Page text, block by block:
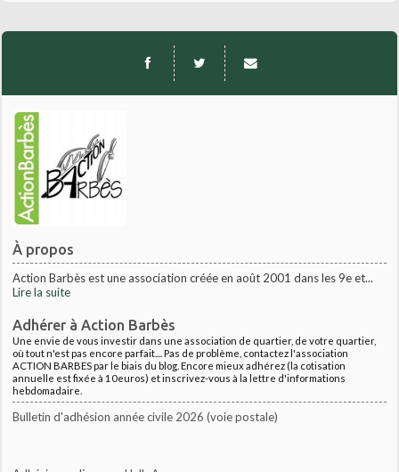
À propos
Action Barbès est une association créée en août 2001 dans les 9e et...
Lire la suite
Adhérer à Action Barbès
Une envie de vous investir dans une association de quartier, de votre quartier,
où tout n'est pas encore parfait.... Pas de problème, contactez l'association
ACTION BARBES par le biais du blog. Encore mieux adhérez (la cotisation
annuelle est fixée à 10euros) et inscrivez-vous à la lettre d'informations
hebdomadaire.
Bulletin d'adhésion année civile 2026 (voie postale)